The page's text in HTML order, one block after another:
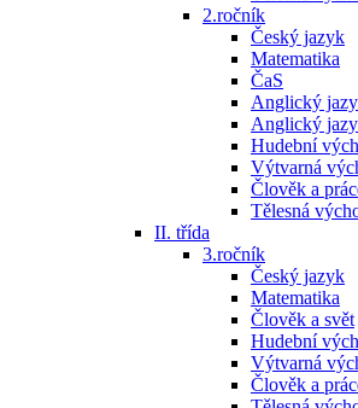
2.ročník
Český jazyk
Matematika
ČaS
Anglický
Anglický
Hudební
Výtvarná
Člověk a
Tělesná
II. třída
3.ročník
Český jazyk
Matematika
Člověk a svět
Hudební
Výtvarná
Člověk a